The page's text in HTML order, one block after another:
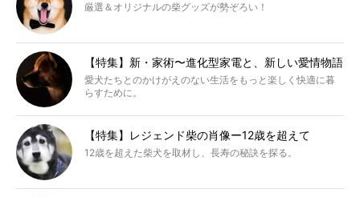
厳選＆オリジナルの柴グッズが勢ぞろい！
【特集】新・家術〜進化型家電と、新しい愛情物語
愛犬たちとのかけがえのない生活をもっと楽しく快適に暮
らすために。
【特集】レジェンド柴の肖像ー12歳を超えて
12歳を超えた柴犬を取材し、長寿の秘訣を探る。